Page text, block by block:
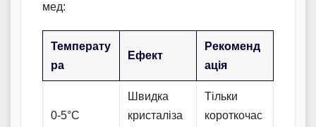
мед:
Температу
ра
Ефект
Рекоменд
ація
0-5°C
Швидка
кристаліза
Тільки
короткочас